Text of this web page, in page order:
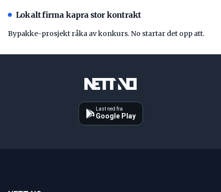
Lokalt firma kapra stor kontrakt
Bypakke-prosjekt råka av konkurs. No startar det opp att.
Last ned fra
Google Play